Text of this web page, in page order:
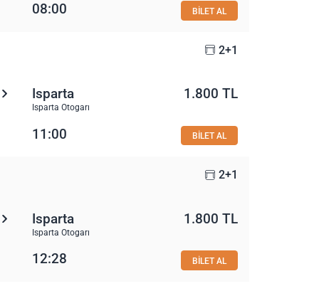
08:00 BİLET AL
2+1
Isparta
Isparta Otogarı
1.800 TL
11:00 BİLET AL
2+1
Isparta
Isparta Otogarı
1.800 TL
12:28 BİLET AL